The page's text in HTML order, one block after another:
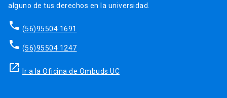
alguno de tus derechos en la universidad.
phone (56)95504 1691
phone (56)95504 1247
launch Ir a la Oficina de Ombuds UC